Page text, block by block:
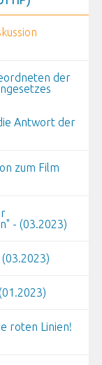
der
Antwort der
zum Film
- (03.2023)
roten Linien!